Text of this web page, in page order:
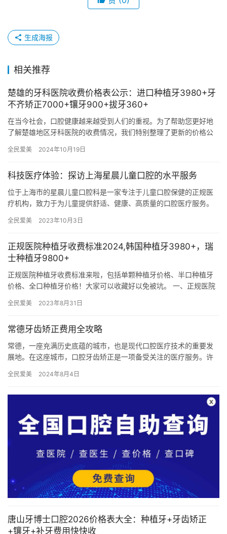
生成海报
相关推荐
楚雄的牙科医院收费价格表公示：进口种植牙3980+牙
不齐矫正7000+镶牙900+拔牙360+
在当今社会，口腔健康越来越受到人们的重视。为了帮助您更好地
了解楚雄地区牙科医院的收费情况，我们特别整理了更新的价格公
表，包括…
全民爱美 2024年10月19日
科技医疗体验：探访上海星晨儿童口腔的水平服务
位于上海市的星晨儿童口腔科是一家专注于儿童口腔保健的正规医
疗机构，致力于为儿童提供舒适、健康、高质量的口腔医疗服务。
腔项目…
全民爱美 2023年10月3日
正规医院种植牙收费标准2024,韩国种植牙3980+，瑞
士种植牙9800+
正规医院种植牙收费标准来啦，包括单颗种植牙价格、半口种植牙
价格、全口种植牙价格！大家可以收藏好以免被坑。 一、正规医院
全民爱美 2023年8月31日
常德牙齿矫正费用全攻略
常德，一座充满历史底蕴的城市，也是现代口腔医疗技术的重要发
展地。在这座城市，口腔牙齿矫正是一项备受关注的医疗服务。许
德市好…
全民爱美 2024年8月4日
唐山牙博士口腔2026价格表大全：种植牙+牙齿矫正
+镶牙+补牙费用快快收